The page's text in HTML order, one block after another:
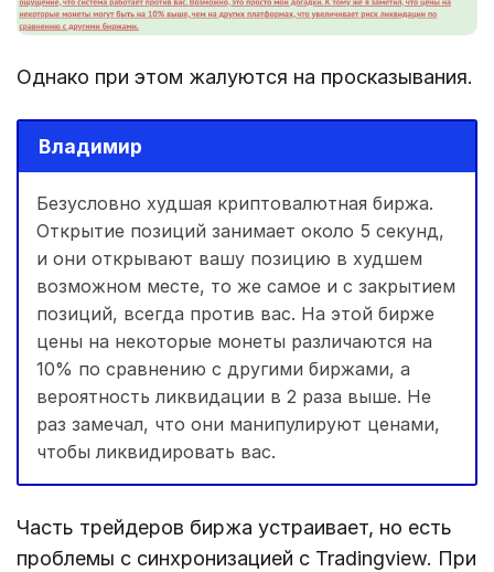
Однако при этом жалуются на просказывания.
Владимир
Безусловно худшая криптовалютная биржа.
Открытие позиций занимает около 5 секунд,
и они открывают вашу позицию в худшем
возможном месте, то же самое и с закрытием
позиций, всегда против вас. На этой бирже
цены на некоторые монеты различаются на
10% по сравнению с другими биржами, а
вероятность ликвидации в 2 раза выше. Не
раз замечал, что они манипулируют ценами,
чтобы ликвидировать вас.
Часть трейдеров биржа устраивает, но есть
проблемы с синхронизацией с Tradingview. При